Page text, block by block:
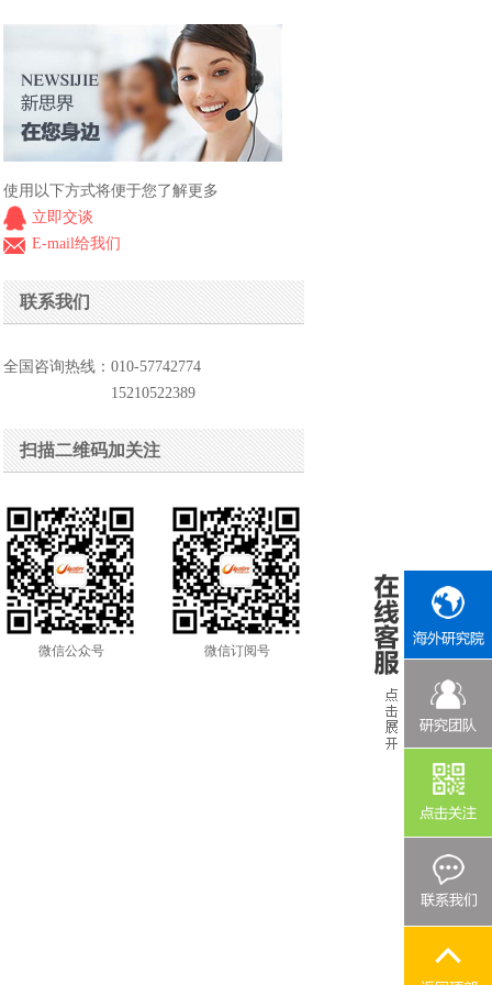
使用以下方式将便于您了解更多
立即交谈
E-mail给我们
联系我们
全国咨询热线：010-57742774
15210522389
扫描二维码加关注
微信公众号 微信订阅号